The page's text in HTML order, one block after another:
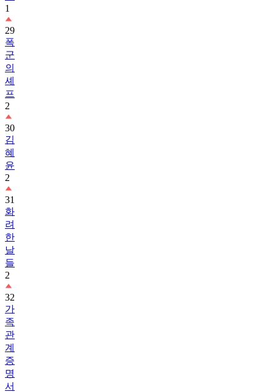
1
29
폭
군
의
셰
프
2
30
김
혜
윤
2
31
화
려
한
날
들
2
32
가
족
관
계
증
명
서